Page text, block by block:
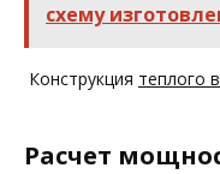
схему
Конструкция теплого
Расчет